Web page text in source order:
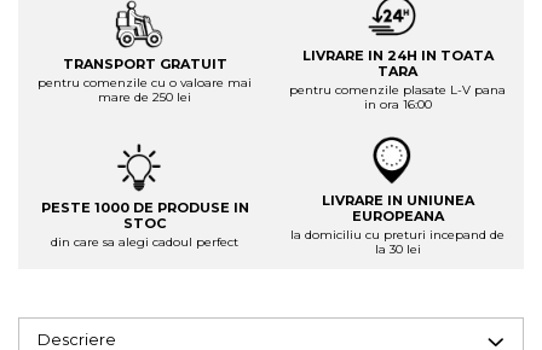
TRANSPORT GRATUIT
pentru comenzile cu o valoare mai
mare de 250 lei
LIVRARE IN 24H IN TOATA
TARA
pentru comenzile plasate L-V pana
in ora 16:00
PESTE 1000 DE PRODUSE IN
STOC
din care sa alegi cadoul perfect
LIVRARE IN UNIUNEA
EUROPEANA
la domiciliu cu preturi incepand de
la 30 lei
Descriere